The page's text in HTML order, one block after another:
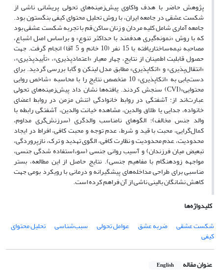
پژوهش حاضر با هدف واکاوی پیش‌زمینه‌های تحولی پریشانی ناشی از
شکست عشقی در جامعه ایران، با روش تحلیل محتوای کیفی بنگستون بود.
جامعه آماری شامل کلیه مردان و زنان ساکن قم با تجربه شکست عشقی بود
که با روش «نمونه‌گیری هدفمند با حداکثر تنوع» و براساس اصل اشباع،
مصاحبه نیمه‌ساختاریافته با 15 نفر (10 خانم و 5 آقا) انجام گرفت. جهت
حصول قابلیت اطمینان از نتایج، چهار معیار «اعتمادپذیری»، «تأییدپذیری»،
«انتقال‌پذیری» و «اتکاپذیری» مطابق مدل لینکن و گابا ‏بررسی گردید. برای
دست‌یابی به «اتکاپذیری» 10 متخصص نتایج را با محاسبه «شاخص روایی
محتوایی»(CVI) سنجش کردند. یافته‌ها نشان داد پیش‌زمینه‌های تحولی
عبارت‌اند از: آشفتگی در روابط خانوادگی (تنش مزمن در روابط اعضای
خانواده، جدایی یا طلاق والدین، مشاهده خیانت والدین، آشفتگی رابطه با
والد جنس مخالف)؛ الگوهای نامناسب والدگری (سرزنش‌گری مداوم،
کمال‌گرایی، محبت با قید و شرط، عدم توجه و محبت کافی، افراط در ایجاد
محدودیت، عدم محدودیت و نظارت کافی، الگوی تهدید و ترک، نازپروردگی،
تبعیض میان فرزندان) و آسیب روانی جنسی (سوءاستفاده شدگی جنسی،
مواجهه زودهنگام با مفاهیم جنسی). نتایج حاصل از این مطالعه، بستر
مناسبی برای طراحی مداخله‌های پیشگیرانه و درمانی با رویکرد بومی جهت
کاهش نشانگان بالینی ناشی از آن فراهم کرده است.
کلیدواژه‌ها
شکست عشقی
ضربه عشق عوامل تحولی سبب‌شناسی تحلیل محتوای
کیفی
عنوان مقاله English